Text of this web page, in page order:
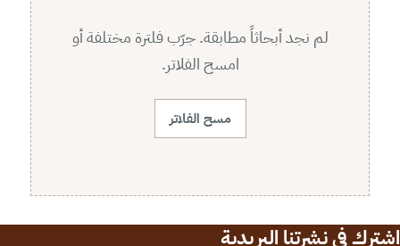
لم نجد أبحاثاً مطابقة. جرّب فلترة مختلفة أو
امسح الفلاتر.
مسح الفلاتر
اشترك في نشرتنا البريدية